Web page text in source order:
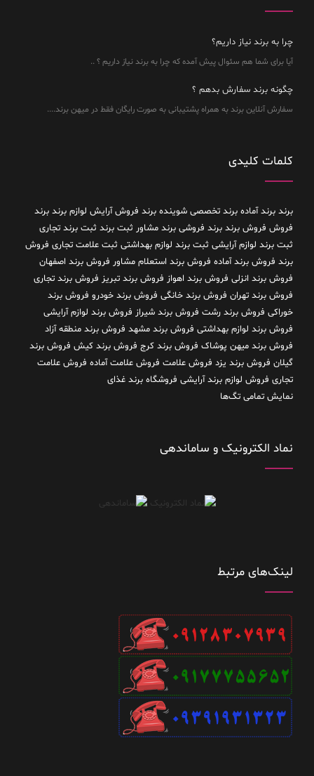
چرا به برند نیاز داریم؟
آیا برای شما هم سئوال پیش آمده که چرا به برند نیاز داریم ؟ ..
چگونه برند سفارش بدهم ؟
سفارش آنلاین برند به همراه پشتیبانی به صورت رایگان فقط در میهن برند....
کلمات کلیدی
برند برند آماده برند تخصصی شوینده برند فروش آرایش لوازم برند برند
فروش فروش برند برند فروشی برند مشاور ثبت برند ثبت برند تجاری
ثبت برند لوازم آرایشی ثبت برند لوازم بهداشتی ثبت علامت تجاری فروش
برند فروش برند آماده فروش برند استعلام مشاور فروش برند اصفهان
فروش برند انزلی فروش برند اهواز فروش برند تبریز فروش برند تجاری
فروش برند تهران فروش برند خانگی فروش برند خودرو فروش برند
خوراکی فروش برند رشت فروش برند شیراز فروش برند لوازم آرایشی
فروش برند لوازم بهداشتی فروش برند مشهد فروش برند منطقه آزاد
فروش برند میهن پوشاک فروش برند کرج فروش برند کیش فروش برند
گیلان فروش برند یزد فروش علامت فروش علامت آماده فروش علامت
تجاری فروش لوازم برند آرایشی فروشگاه برند غذای
نمایش تمامی تگ‌ها
نماد الکترونیک و ساماندهی
لینک‌های مرتبط